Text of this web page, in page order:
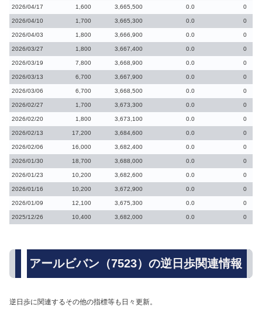
2026/04/17 1,600 3,665,500 0.0 0
2026/04/10 1,700 3,665,300 0.0 0
2026/04/03 1,800 3,666,900 0.0 0
2026/03/27 1,800 3,667,400 0.0 0
2026/03/19 7,800 3,668,900 0.0 0
2026/03/13 6,700 3,667,900 0.0 0
2026/03/06 6,700 3,668,500 0.0 0
2026/02/27 1,700 3,673,300 0.0 0
2026/02/20 1,800 3,673,100 0.0 0
2026/02/13 17,200 3,684,600 0.0 0
2026/02/06 16,000 3,682,400 0.0 0
2026/01/30 18,700 3,688,000 0.0 0
2026/01/23 10,200 3,682,600 0.0 0
2026/01/16 10,200 3,672,900 0.0 0
2026/01/09 12,100 3,675,300 0.0 0
2025/12/26 10,400 3,682,000 0.0 0
アールビバン（7523）の逆日歩関連情報
逆日歩に関連するその他の指標等も日々更新。